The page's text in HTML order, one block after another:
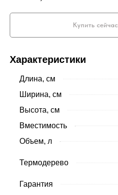
Купить сейчас
Характеристики
Длина, см
Ширина, см
Высота, см
Вместимость
Объем, л
Термодерево
Гарантия